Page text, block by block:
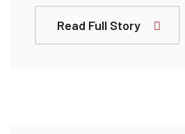
Read Full Story